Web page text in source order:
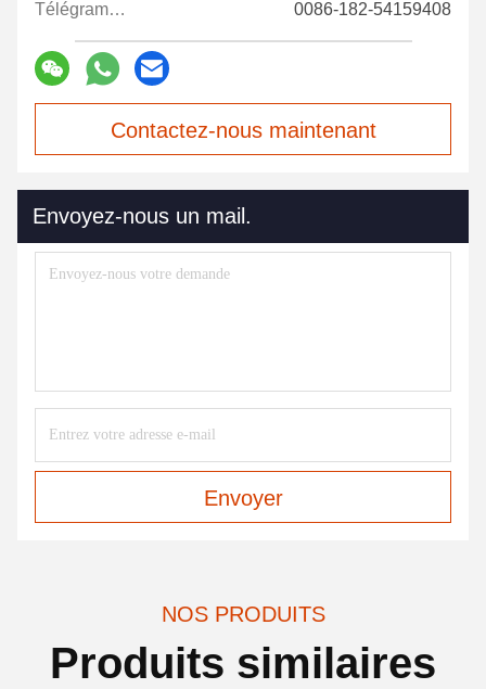
Télégramme: 0086-182-54159408
Contactez-nous maintenant
Envoyez-nous un mail.
Envoyer
NOS PRODUITS
Produits similaires